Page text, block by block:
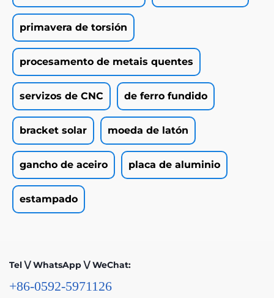
primavera de torsión
procesamento de metais quentes
servizos de CNC de ferro fundido
bracket solar moeda de latón
gancho de aceiro placa de aluminio
estampado
Tel \/ WhatsApp \/ WeChat:
+86-0592-5971126